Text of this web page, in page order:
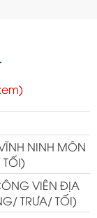
NINH MÔN
VIÊN ĐỊA
TRƯA/ TỐI)